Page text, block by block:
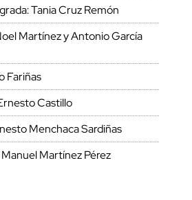
Tania Cruz Remón
Martínez y Antonio García
Fariñas
Castillo
Menchaca Sardiñas
Manuel Martínez Pérez